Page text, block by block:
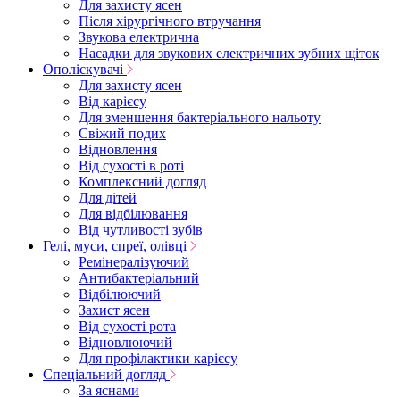
Для захисту ясен
Після хірургічного втручання
Звукова електрична
Насадки для звукових електричних зубних щіток
Ополіскувачі
Для захисту ясен
Від карієсу
Для зменшення бактеріального нальоту
Свіжий подих
Відновлення
Від сухості в роті
Комплексний догляд
Для дітей
Для відбілювання
Від чутливості зубів
Гелі, муси, спреї, олівці
Ремінералізуючий
Антибактеріальний
Відбілюючий
Захист ясен
Від сухості рота
Відновлюючий
Для профілактики карієсу
Спеціальний догляд
За яснами